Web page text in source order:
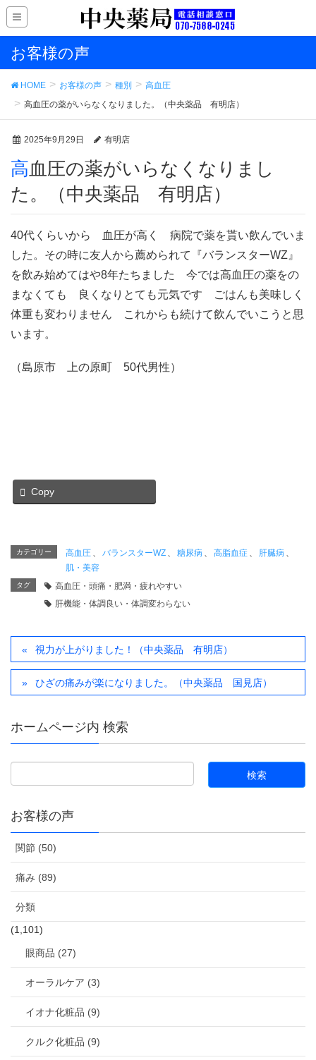
お客様の声
HOME お客様の声 種別
高血圧
高血圧の薬がいらなくなりました。（中央薬品 有明店）
2025年9月29日 有明店
高血圧の薬がいらなくなりまし
た。（中央薬品 有明店）
40代くらいから 血圧が高く 病院で薬を貰い飲んでいま
した。その時に友人から薦められて『バランスターWZ』
を飲み始めてはや8年たちました 今では高血圧の薬をの
まなくても 良くなりとても元気です ごはんも美味しく
体重も変わりません これからも続けて飲んでいこうと思
います。
（島原市 上の原町 50代男性）
Copy
カテゴリー 高血圧 、 バランスターWZ 、 糖尿病 、 高脂血症 、 肝臓病 、
肌・美容
タグ
高血圧・頭痛・肥満・疲れやすい
肝機能・体調良い・体調変わらない
視力が上がりました！（中央薬品 有明店）
ひざの痛みが楽になりました。（中央薬品 国見店）
ホームページ内 検索
お客様の声
関節 (50)
痛み (89)
分類
(1,101)
眼商品 (27)
オーラルケア (3)
イオナ化粧品 (9)
クルク化粧品 (9)